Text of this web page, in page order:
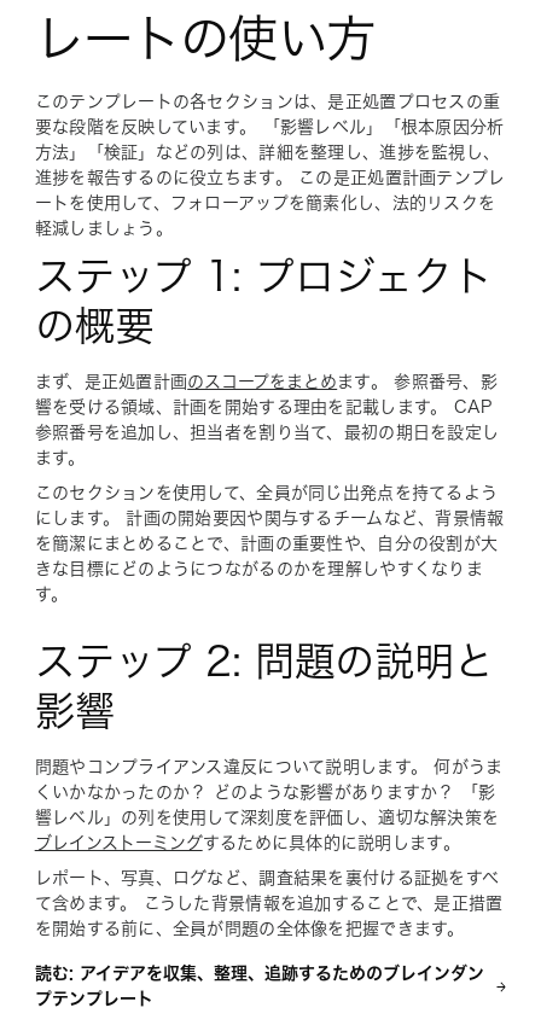
レートの使い方
このテンプレートの各セクションは、是正処置プロセスの重
要な段階を反映しています。 「 影響レベル 」「 根本原因分析
方法 」「 検証 」などの列は、詳細を整理し、進捗を監視し、
進捗を報告するのに役立ちます。 この是正処置計画テンプレ
ートを使用して、フォローアップを簡素化し、法的リスクを
軽減しましょう。
ステップ 1: プロジェクト
の概要
まず、是正処置計画のスコープをまとめ ます。 参照番号、影
響を受ける領域、計画を開始する理由を記載します。 CAP
参照番号を追加し、担当者を割り当て、最初の期日を設定し
ます。
このセクションを使用して、全員が同じ出発点を持てるよう
にします。 計画の開始要因や関与するチームなど、背景情報
を簡潔にまとめることで、計画の重要性や、自分の役割が大
きな目標にどのようにつながるのかを理解しやすくなりま
す。
ステップ 2: 問題の説明と
影響
問題やコンプライアンス違反について説明します。 何がうま
くいかなかったのか？ どのような影響がありますか？ 「影
響レベル」 の列を使用して深刻度を評価し、適切な解決策を
ブレインストーミングするために具体的に説明します。
レポート、写真、ログなど、調査結果を裏付ける証拠をすべ
て含めます。 こうした背景情報を追加することで、是正措置
を開始する前に、全員が問題の全体像を把握できます。
読む: アイデアを収集、整理、追跡するためのブレインダン
プテンプレート